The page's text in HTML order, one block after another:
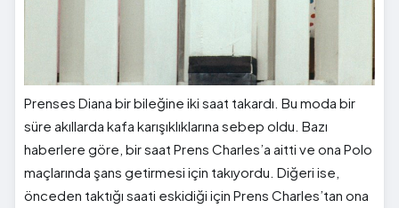
Prenses Diana bir bileğine iki saat takardı. Bu moda bir
süre akıllarda kafa karışıklıklarına sebep oldu. Bazı
haberlere göre, bir saat Prens Charles’a aitti ve ona Polo
maçlarında şans getirmesi için takıyordu. Diğeri ise,
önceden taktığı saati eskidiği için Prens Charles’tan ona